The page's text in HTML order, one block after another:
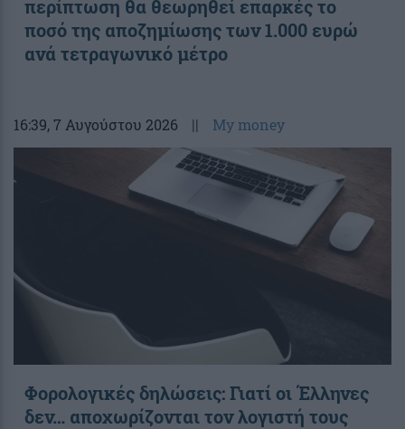
περίπτωση θα θεωρηθεί επαρκές το
ποσό της αποζημίωσης των 1.000 ευρώ
ανά τετραγωνικό μέτρο
16:39, 7 Αυγούστου 2026 || My money
Φορολογικές δηλώσεις: Γιατί οι Έλληνες
δεν… αποχωρίζονται τον λογιστή τους